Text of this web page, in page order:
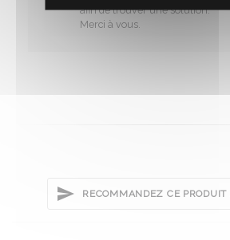
afin de trouver une solution.
Merci à vous.
RECOMMANDEZ CE